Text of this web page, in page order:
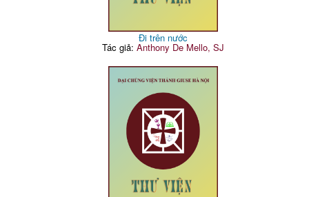
Đi trên nước
Tác giả: Anthony De Mello, SJ